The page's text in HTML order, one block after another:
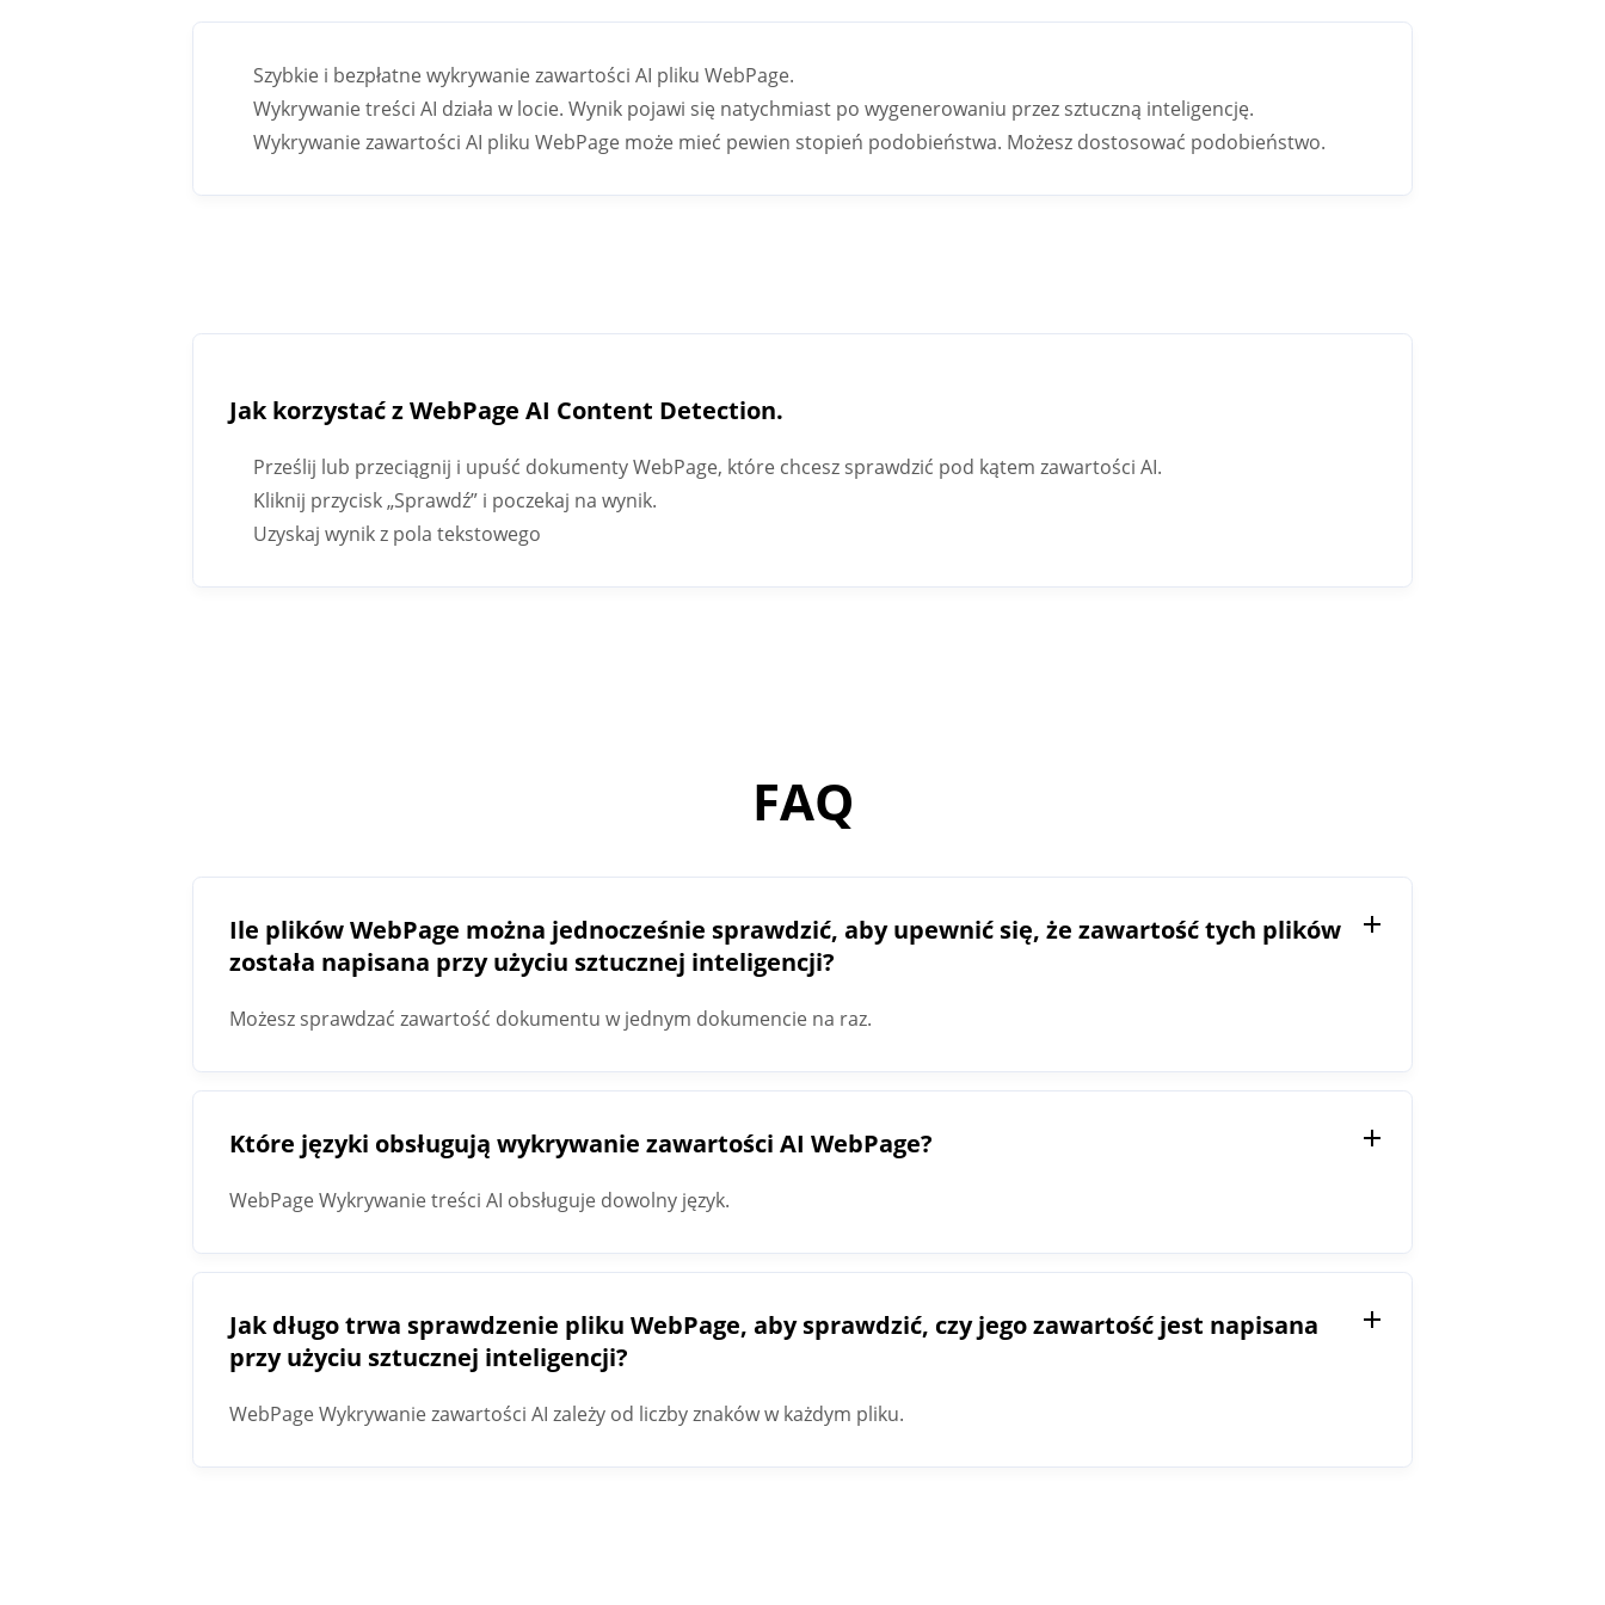
Szybkie i bezpłatne wykrywanie zawartości AI pliku WebPage.
Wykrywanie treści AI działa w locie. Wynik pojawi się natychmiast po wygenerowaniu przez sztuczną inteligencję.
Wykrywanie zawartości AI pliku WebPage może mieć pewien stopień podobieństwa. Możesz dostosować podobieństwo.
Jak korzystać z WebPage AI Content Detection.
Prześlij lub przeciągnij i upuść dokumenty WebPage, które chcesz sprawdzić pod kątem zawartości AI.
Kliknij przycisk „Sprawdź” i poczekaj na wynik.
Uzyskaj wynik z pola tekstowego
FAQ
Ile plików WebPage można jednocześnie sprawdzić, aby upewnić się, że zawartość tych plików
została napisana przy użyciu sztucznej inteligencji?
Możesz sprawdzać zawartość dokumentu w jednym dokumencie na raz.
Które języki obsługują wykrywanie zawartości AI WebPage?
WebPage Wykrywanie treści AI obsługuje dowolny język.
Jak długo trwa sprawdzenie pliku WebPage, aby sprawdzić, czy jego zawartość jest napisana
przy użyciu sztucznej inteligencji?
WebPage Wykrywanie zawartości AI zależy od liczby znaków w każdym pliku.